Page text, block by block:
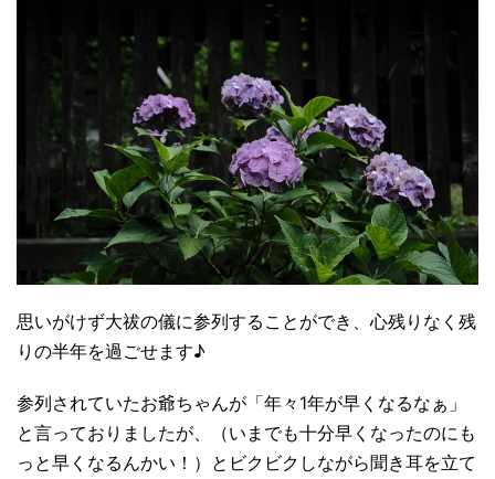
思いがけず大祓の儀に参列することができ、心残りなく残
りの半年を過ごせます♪
参列されていたお爺ちゃんが「年々1年が早くなるなぁ」
と言っておりましたが、（いまでも十分早くなったのにも
っと早くなるんかい！）とビクビクしながら聞き耳を立て